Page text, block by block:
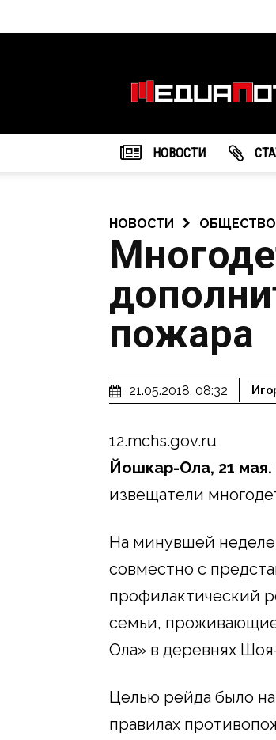
НОВОСТИ
НОВОСТИ ОБЩЕСТВО
пожара
21.05.2018, 08:32
12.mchs.gov.ru
Йошкар-Ола, 21 мая.
извещатели
На минувшей
совместно с
профилактический
семьи,
Ола» в деревнях
Целью рейда было
правилах